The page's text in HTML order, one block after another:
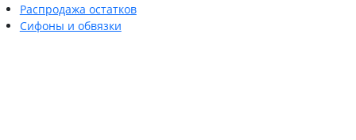
Распродажа остатков
Сифоны и обвязки